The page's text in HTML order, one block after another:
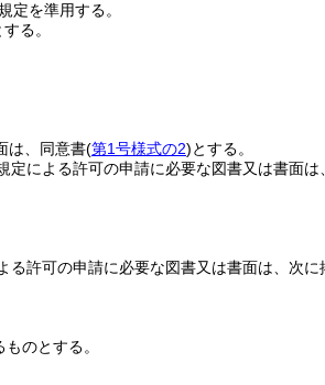
定を準用する。
る。
は、同意書(第1号様式の2)とする。
による許可の申請に必要な図書又は書面は
許可の申請に必要な図書又は書面は、次に
のとする。